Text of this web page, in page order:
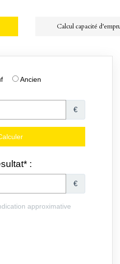
Calcul capacité